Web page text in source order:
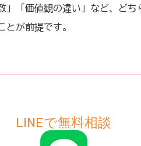
」「価値観の違い」など、ど
とが前提です。
LINEで無料相談